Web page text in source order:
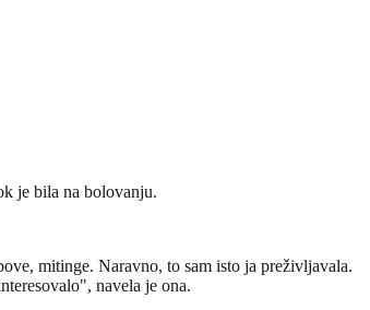
je bila na bolovanju.
mitinge. Naravno, to sam isto ja preživljavala.
navela je ona.